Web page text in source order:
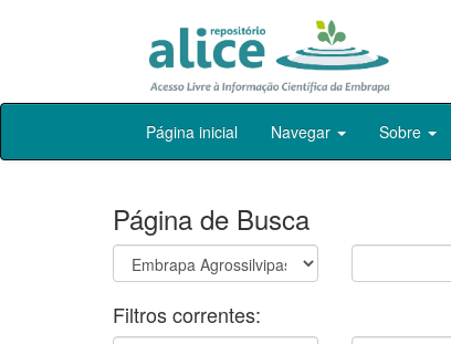
Skip
Página inicial Navegar Sobre
Página de Busca
Filtros correntes: